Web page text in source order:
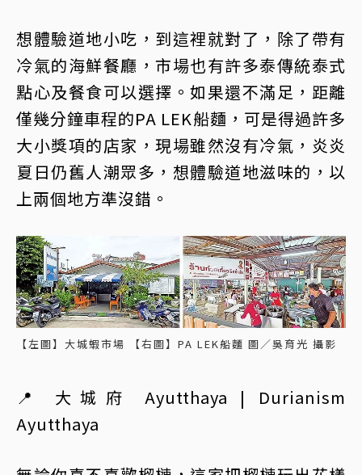
想體驗道地小吃，到這裡就對了，除了帶有
冷氣的海鮮餐廳，市場也有許多泰傳統泰式
點心及餐食可以選擇。如果還不滿足，距離
僅幾分鐘車程的PA LEK船麵，可是得過許多
大小獎項的店家，現場雖然沒有冷氣，炎炎
夏日仍舊人潮眾多，想體驗道地滋味的，以
上兩個地方準沒錯。
【左圖】大城蝦市場 【右圖】PA LEK船麵 圖／吳育光 攝影
📍 大城府 Ayutthaya | Durianism
Ayutthaya